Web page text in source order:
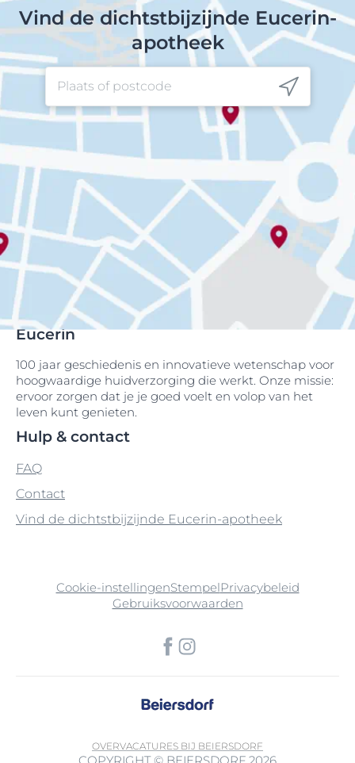
Vind de dichtstbijzijnde Eucerin-
apotheek
Eucerin
100 jaar geschiedenis en innovatieve wetenschap voor
hoogwaardige huidverzorging die werkt. Onze missie:
ervoor zorgen dat je je goed voelt en volop van het
leven kunt genieten.
Hulp & contact
FAQ
Contact
Vind de dichtstbijzijnde Eucerin-apotheek
Cookie-instellingenStempelPrivacybeleid
Gebruiksvoorwaarden
OVERVACATURES BIJ BEIERSDORF